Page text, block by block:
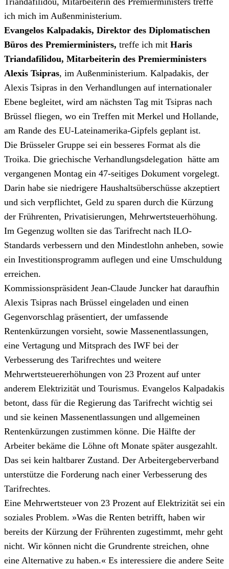
Evangelos Kalpadakis, Direktor des Diplomatischen
Büros des Premierministers, treffe ich mit Haris
Triandafilidou, Mitarbeiterin des Premierministers
Alexis Tsipras, im Außenministerium. Kalpadakis, der
Alexis Tsipras in den Verhandlungen auf internationaler
Ebene begleitet, wird am nächsten Tag mit Tsipras nach
Brüssel fliegen, wo ein Treffen mit Merkel und Hollande,
am Rande des EU-Lateinamerika-Gipfels geplant ist.
Die Brüsseler Gruppe sei ein besseres Format als die
Troika. Die griechische Verhandlungsdelegation hätte am
vergangenen Montag ein 47-seitiges Dokument vorgelegt.
Darin habe sie niedrigere Haushaltsüberschüsse akzeptiert
und sich verpflichtet, Geld zu sparen durch die Kürzung
der Frührenten, Privatisierungen, Mehrwertsteuerhöhung.
Im Gegenzug wollten sie das Tarifrecht nach ILO-
Standards verbessern und den Mindestlohn anheben, sowie
ein Investitionsprogramm auflegen und eine Umschuldung
erreichen.
Kommissionspräsident Jean-Claude Juncker hat daraufhin
Alexis Tsipras nach Brüssel eingeladen und einen
Gegenvorschlag präsentiert, der umfassende
Rentenkürzungen vorsieht, sowie Massenentlassungen,
eine Vertagung und Mitsprach des IWF bei der
Verbesserung des Tarifrechtes und weitere
Mehrwertsteuererhöhungen von 23 Prozent auf unter
anderem Elektrizität und Tourismus. Evangelos Kalpadakis
betont, dass für die Regierung das Tarifrecht wichtig sei
und sie keinen Massenentlassungen und allgemeinen
Rentenkürzungen zustimmen könne. Die Hälfte der
Arbeiter bekäme die Löhne oft Monate später ausgezahlt.
Das sei kein haltbarer Zustand. Der Arbeitergeberverband
unterstütze die Forderung nach einer Verbesserung des
Tarifrechtes.
Eine Mehrwertsteuer von 23 Prozent auf Elektrizität sei ein
soziales Problem. »Was die Renten betrifft, haben wir
bereits der Kürzung der Frührenten zugestimmt, mehr geht
nicht. Wir können nicht die Grundrente streichen, ohne
eine Alternative zu haben.« Es interessiere die andere Seite